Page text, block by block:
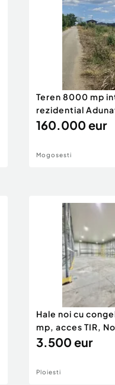
Teren 8000 mp
rezidential
160.000 eur
Mogosesti
Hale noi cu
mp, acces TIR,
3.500 eur
Ploiesti